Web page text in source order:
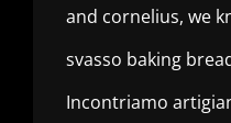
and cornelius, we
svasso baking
Incontriamo